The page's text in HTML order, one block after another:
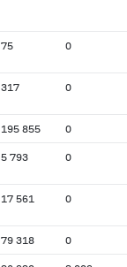
75 0
317 0
195 855 0
5 793 0
17 561 0
79 318 0